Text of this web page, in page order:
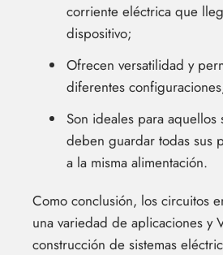
corriente eléctrica que
dispositivo;
Ofrecen versatilidad y
diferentes
Son ideales para aquellos
deben guardar todas sus
a la misma alimentación.
Como conclusión, los circuitos
una variedad de aplicaciones y
construcción de sistemas